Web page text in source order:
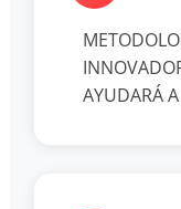
AYUDARÁ